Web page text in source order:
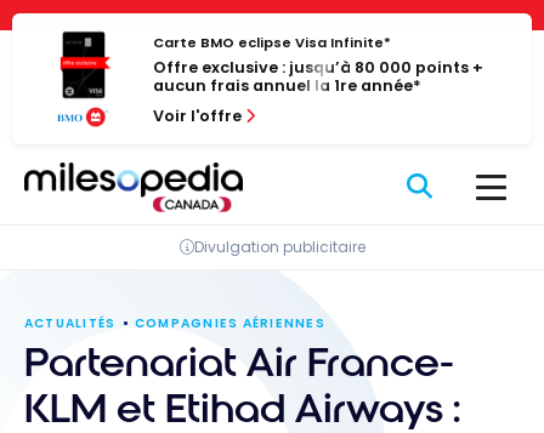
Panneau de gestion des cookies
Passer
contenu
Carte BMO eclipse Visa Infinite*
Offre exclusive : jusqu’à 80 000 points +
aucun frais annuel la 1re année*
Voir l'offre
Divulgation publicitaire
ACTUALITÉS COMPAGNIES AÉRIENNES
Partenariat Air France-
KLM et Etihad Airways :